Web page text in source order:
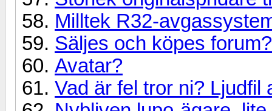
Milltek R32-
Säljes och köpes forum?
Avatar?
Vad är fel tror ni? Ljudfil